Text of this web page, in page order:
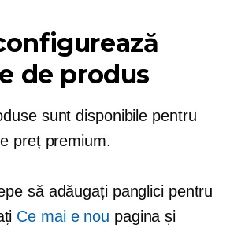
de produs
sunt disponibile pentru
preț premium.
să adăugați panglici pentru
Ce mai e nou pagina și